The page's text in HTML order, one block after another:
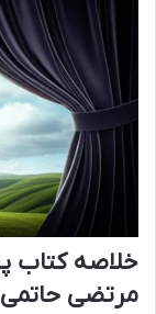
خلاصه کتاب
مرتضی